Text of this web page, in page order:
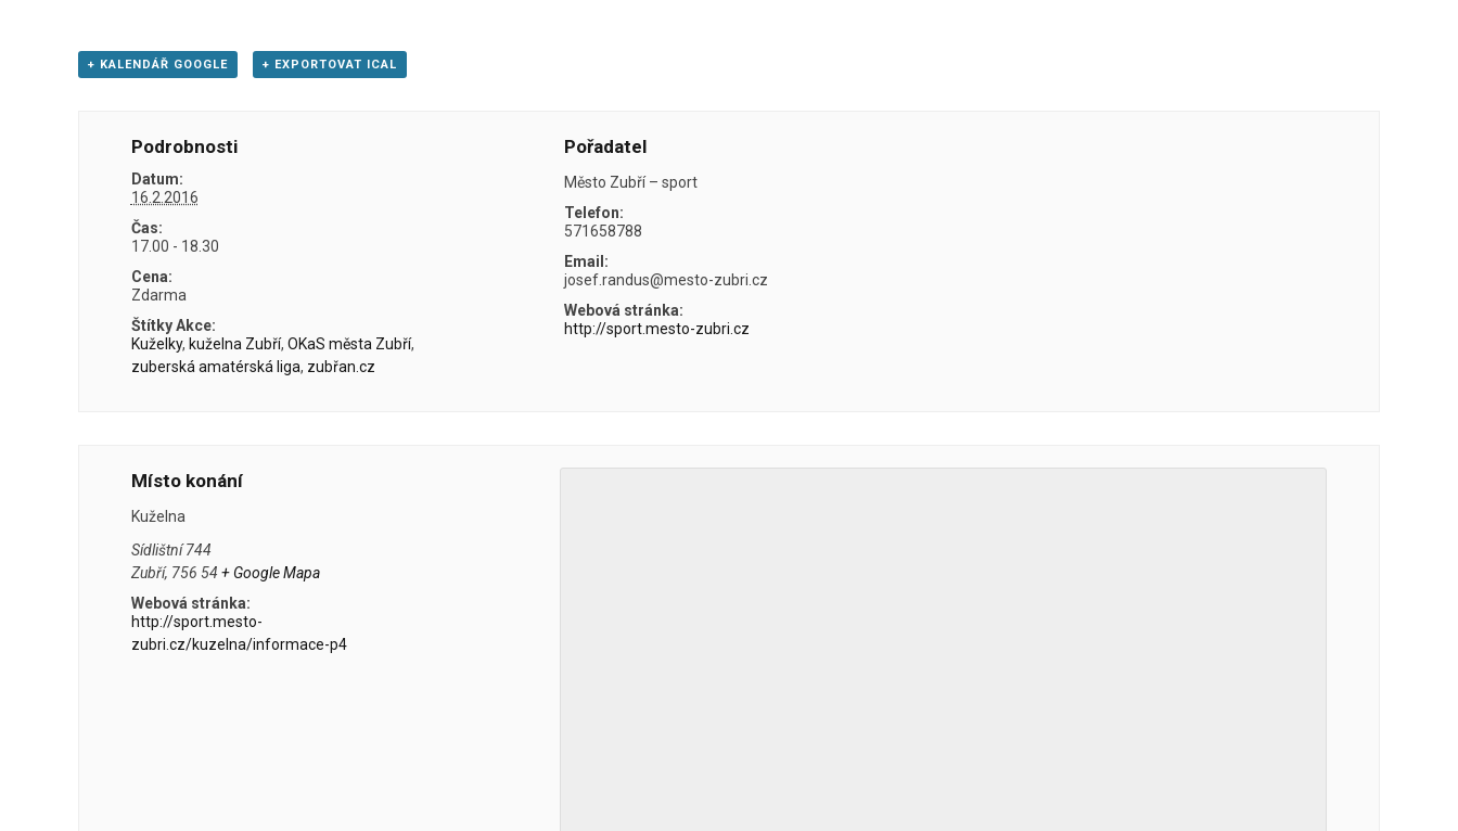
+ KALENDÁŘ GOOGLE + EXPORTOVAT ICAL
Podrobnosti
Datum:
16.2.2016
Čas:
17.00 - 18.30
Cena:
Zdarma
Štítky Akce:
Kuželky, kuželna Zubří, OKaS města Zubří,
zuberská amatérská liga, zubřan.cz
Pořadatel
Město Zubří – sport
Telefon:
571658788
Email:
josef.randus@mesto-zubri.cz
Webová stránka:
http://sport.mesto-zubri.cz
Místo konání
Kuželna
Sídlištní 744
Zubří, 756 54 + Google Mapa
Webová stránka:
http://sport.mesto-
zubri.cz/kuzelna/informace-p4